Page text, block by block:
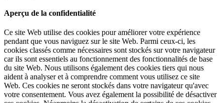
Aperçu de la confidentialité
Ce site Web utilise des cookies pour améliorer votre expérience
pendant que vous naviguez sur le site Web. Parmi ceux-ci, les
cookies classés comme nécessaires sont stockés sur votre navigateur
car ils sont essentiels au fonctionnement des fonctionnalités de base
du site Web. Nous utilisons également des cookies tiers qui nous
aident à analyser et à comprendre comment vous utilisez ce site
Web. Ces cookies ne seront stockés dans votre navigateur qu'avec
votre consentement. Vous avez également la possibilité de désactiver